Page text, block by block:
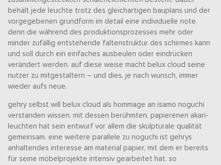
behält jede leuchte trotz des gleichartigen bauplans und der
vorgegebenen grundform im detail eine individuelle note.
denn die während des produktionsprozesses mehr oder
minder zufällig entstehende faltenstruktur des schirmes kann
und soll durch ein einfaches ausbeulen oder eindrücken
verändert werden. auf diese weise macht belux cloud seine
nutzer zu mitgestaltern – und dies, je nach wunsch, immer
wieder aufs neue.
gehry selbst will belux cloud als hommage an isamo noguchi
verstanden wissen. mit dessen berühmten, papierenen akari-
leuchten hat sein entwurf vor allem die skulpturale qualität
gemeinsam. eine weitere parallele zu noguchi ist gehrys
anhaltendes interesse am material papier, mit dem er bereits
für seine möbelprojekte intensiv gearbeitet hat. so